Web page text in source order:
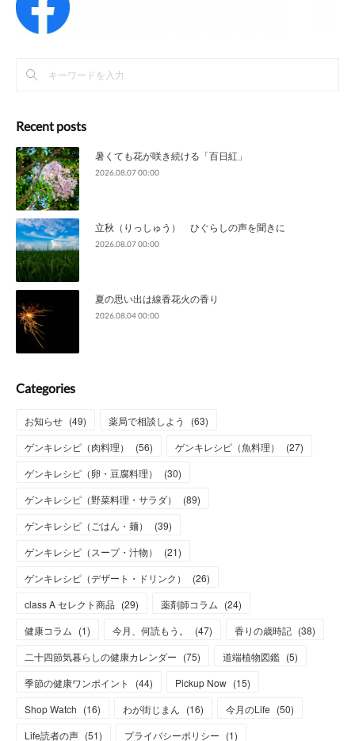
Recent posts
暑くても花が咲き続ける「百日紅」
2026.08.07 00:00
立秋（りっしゅう） ひぐらしの声を聞きに
2026.08.07 00:00
夏の思い出は線香花火の香り
2026.08.04 00:00
Categories
お知らせ (49) 薬局で相談しよう (63)
ゲンキレシピ（肉料理）
(56) ゲンキレシピ（魚料理） (27)
ゲンキレシピ（卵・豆腐料理）
(30)
ゲンキレシピ（野菜料理・サラダ）
(89)
ゲンキレシピ（ごはん・麺）
(39)
ゲンキレシピ（スープ・汁物）
(21)
ゲンキレシピ（デザート・ドリンク）
(26)
class A セレクト商品 (29) 薬剤師コラム (24)
健康コラム (1) 今月、何読もう。 (47) 香りの歳時記 (38)
二十四節気暮らしの健康カレンダー (75) 道端植物図鑑 (5)
季節の健康ワンポイント
(44) Pickup Now (15)
Shop Watch (16) わが街じまん (16) 今月のLife (50)
Life読者の声 (51) プライバシーポリシー (1)